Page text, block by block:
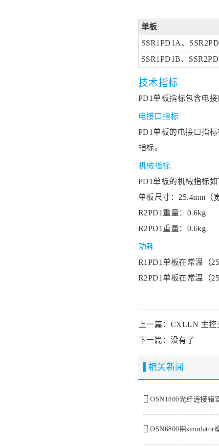
单板
SSR1PD1A、
SSR1PD1B、
技术指标
PD1单板指标包含电
电接口指标
PD1单板的电接口指
指标。
机械指标
PD1单板的机械指标
单板尺寸：25.4mm（
R2PD1重量：0.6kg
R2PD1重量：0.6kg
功耗
R1PD1单板在常温（
R2PD1单板在常温（
上一篇：CXLLN 主
下一篇：没有了
相关新闻
OSN1800光纤连接错
OSN6800用simulator